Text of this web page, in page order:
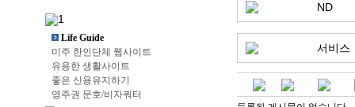
Life Guide
미주 한인단체 웹사이트
유용한 생활사이트
좋은 신용유지하기
영주권 문호/비자쿼터
ND
서비스